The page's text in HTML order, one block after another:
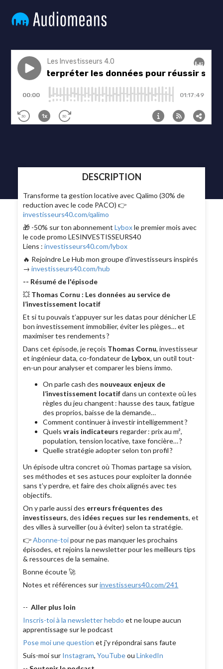
DESCRIPTION
Transforme ta gestion locative avec Qalimo (30% de
reduction avec le code PACO) 👉
investisseurs40.com/qalimo
🎁 -50% sur ton abonnementLyboxle premier mois avec
le code promo LESINVESTISSEURS40
Liens :investisseurs40.com/lybox
🔥 Rejoindre Le Hub mon groupe d'investisseurs inspirés
→investisseurs40.com/hub
-- Résumé de l'épisode
💥 Thomas Cornu : Les données au service de
l’investissement locatif
Et si tu pouvais t’appuyer sur les datas pour dénicher LE
bon investissement immobilier, éviter les pièges… et
maximiser tes rendements ?
Dans cet épisode, je reçois Thomas Cornu, investisseur
et ingénieur data, co-fondateur de Lybox, un outil tout-
en-un pour analyser et comparer les biens immo.
On parle cash des nouveaux enjeux de
l’investissement locatifdans un contexte où les
règles du jeu changent : hausse des taux, fatigue
des proprios, baisse de la demande…
Comment continuer à investir intelligemment ?
Quelsvrais indicateurs regarder : prix au m²,
population, tension locative, taxe foncière… ?
Quelle stratégie adopter selon ton profil ?
Un épisode ultra concret où Thomas partage sa vision,
ses méthodes et ses astuces pour exploiter la donnée
sans t’y perdre, et faire des choix alignés avec tes
objectifs.
On y parle aussi des erreurs fréquentes des
investisseurs, des idées reçues sur les rendements, et
des villes à surveiller (ou à éviter) selon ta stratégie.
👉Abonne-toipour ne pas manquer les prochains
épisodes, et rejoins la newsletter pour les meilleurs tips
& ressources de la semaine.
Bonne écoute 🚀
Notes et références surinvestisseurs40.com/241
-- Aller plus loin
Inscris-toi à la newsletter hebdo et ne loupe aucun
apprentissage sur le podcast
Pose moi une question et j'y répondrai sans faute
Suis-moi sur Instagram,YouTubeouLinkedIn